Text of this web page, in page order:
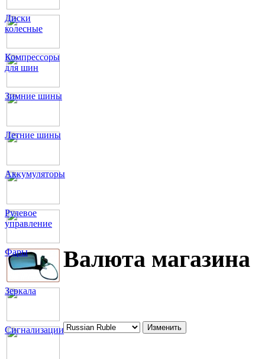
Диски
колесные
Компрессоры
для шин
Зимние шины
Летние шины
Аккумуляторы
Рулевое
управление
Фары
Зеркала
Сигнализации
Валюта магазина